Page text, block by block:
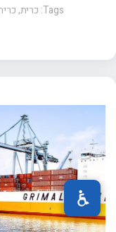
Tags: כרית,